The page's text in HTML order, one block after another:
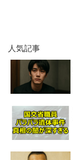
人気記事